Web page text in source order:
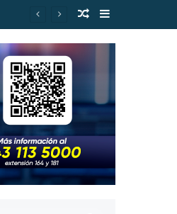
Publicación al
Barra lateral